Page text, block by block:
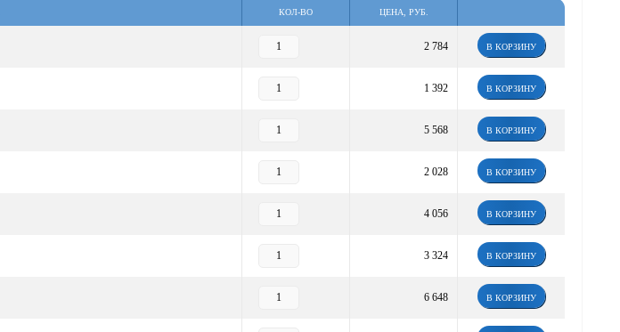
КОЛ-ВО ЦЕНА, РУБ.
2 784 В КОРЗИНУ
1 392 В КОРЗИНУ
5 568 В КОРЗИНУ
2 028 В КОРЗИНУ
4 056 В КОРЗИНУ
3 324 В КОРЗИНУ
6 648 В КОРЗИНУ